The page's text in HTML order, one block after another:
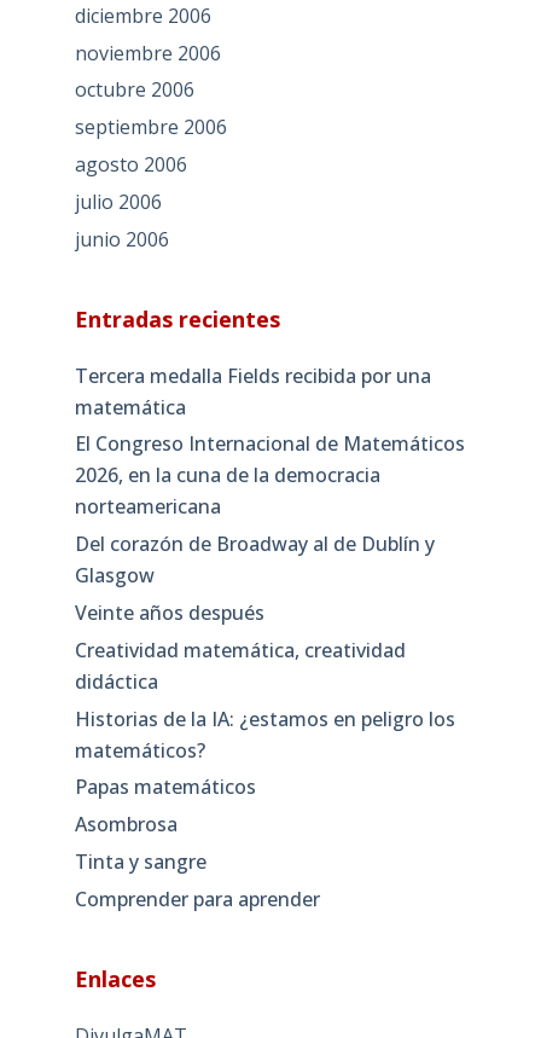
diciembre 2006
noviembre 2006
octubre 2006
septiembre 2006
agosto 2006
julio 2006
junio 2006
Entradas recientes
Tercera medalla Fields recibida por una
matemática
El Congreso Internacional de Matemáticos
2026, en la cuna de la democracia
norteamericana
Del corazón de Broadway al de Dublín y
Glasgow
Veinte años después
Creatividad matemática, creatividad
didáctica
Historias de la IA: ¿estamos en peligro los
matemáticos?
Papas matemáticos
Asombrosa
Tinta y sangre
Comprender para aprender
Enlaces